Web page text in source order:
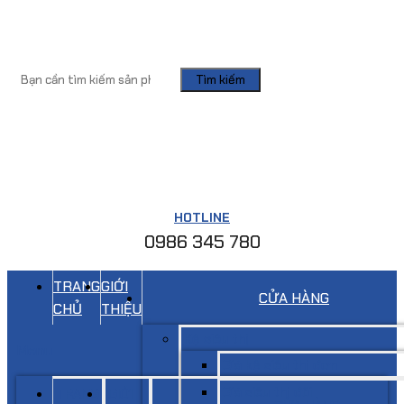
Tìm kiếm
HOTLINE
0986 345 780
TRANG
CHỦ
GIỚI
THIỆU
CỬA HÀNG
TRANG